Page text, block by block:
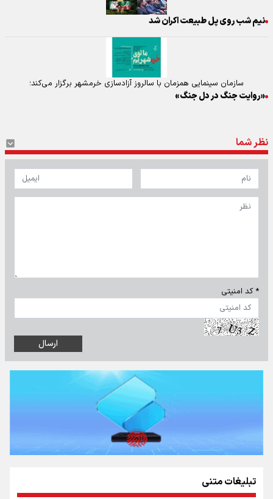
نیم شب روی پل طبیعت اکران شد
سازمان سینمایی همزمان با سالروز آزادسازی خرمشهر برگزار می‌کند؛
«روایت جنگ در دل جنگ»
نظر شما
* کد امنیتی
تبلیغات متنی